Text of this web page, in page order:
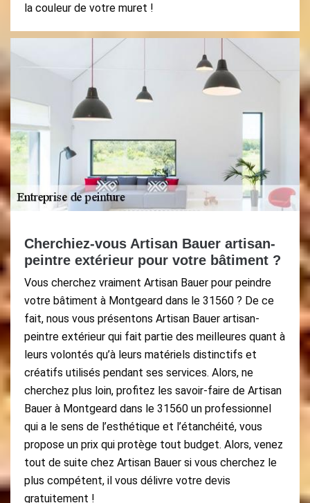
la couleur de votre muret !
Cherchiez-vous Artisan Bauer artisan-
peintre extérieur pour votre bâtiment ?
Vous cherchez vraiment Artisan Bauer pour peindre
votre bâtiment à Montgeard dans le 31560 ? De ce
fait, nous vous présentons Artisan Bauer artisan-
peintre extérieur qui fait partie des meilleures quant à
leurs volontés qu’à leurs matériels distinctifs et
créatifs utilisés pendant ses services. Alors, ne
cherchez plus loin, profitez les savoir-faire de Artisan
Bauer à Montgeard dans le 31560 un professionnel
qui a le sens de l’esthétique et l’étanchéité, vous
propose un prix qui protège tout budget. Alors, venez
tout de suite chez Artisan Bauer si vous cherchez le
plus compétent, il vous délivre votre devis
gratuitement !